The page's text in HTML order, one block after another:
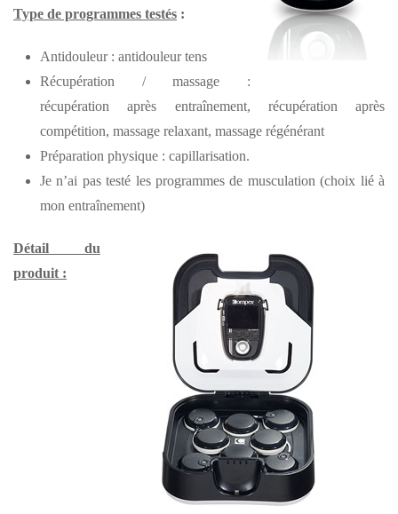
Type de programmes testés :
Antidouleur : antidouleur tens
Récupération / massage :
récupération après entraînement, récupération après
compétition, massage relaxant, massage régénérant
Préparation physique : capillarisation.
Je n’ai pas testé les programmes de musculation (choix lié à
mon entraînement)
Détail du
produit :